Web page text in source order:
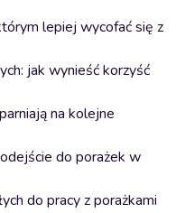
lepiej wycofać się z
jak wynieść korzyść
na kolejne
do porażek w
do pracy z porażkami